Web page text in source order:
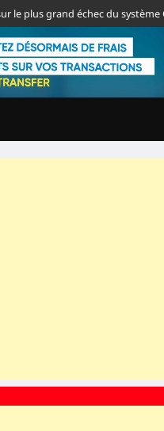
grand échec du système